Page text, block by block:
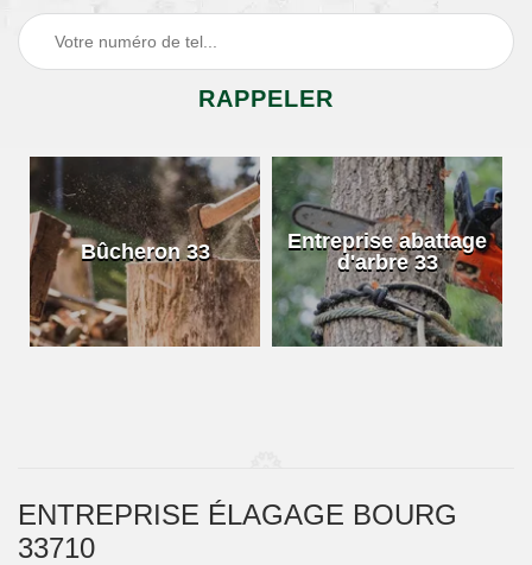
Bûcheron 33
Entreprise abattage
d'arbre 33
ENTREPRISE ÉLAGAGE BOURG
33710